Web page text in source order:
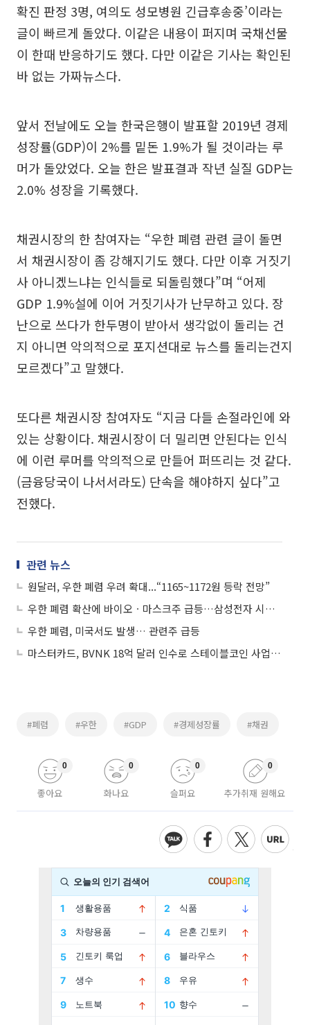
확진 판정 3명, 여의도 성모병원 긴급후송중’이라는
글이 빠르게 돌았다. 이같은 내용이 퍼지며 국채선물
이 한때 반응하기도 했다. 다만 이같은 기사는 확인된
바 없는 가짜뉴스다.
앞서 전날에도 오늘 한국은행이 발표할 2019년 경제
성장률(GDP)이 2%를 밑돈 1.9%가 될 것이라는 루
머가 돌았었다. 오늘 한은 발표결과 작년 실질 GDP는
2.0% 성장을 기록했다.
채권시장의 한 참여자는 “우한 폐렴 관련 글이 돌면
서 채권시장이 좀 강해지기도 했다. 다만 이후 거짓기
사 아니겠느냐는 인식들로 되돌림했다”며 “어제
GDP 1.9%설에 이어 거짓기사가 난무하고 있다. 장
난으로 쓰다가 한두명이 받아서 생각없이 돌리는 건
지 아니면 악의적으로 포지션대로 뉴스를 돌리는건지
모르겠다”고 말했다.
또다른 채권시장 참여자도 “지금 다들 손절라인에 와
있는 상황이다. 채권시장이 더 밀리면 안된다는 인식
에 이런 루머를 악의적으로 만들어 퍼뜨리는 것 같다.
(금융당국이 나서서라도) 단속을 해야하지 싶다”고
전했다.
관련 뉴스
원달러, 우한 폐렴 우려 확대...“1165~1172원 등락 전망”
우한 폐렴 확산에 바이오ㆍ마스크주 급등…삼성전자 시총 30%룰 영향은?
우한 폐렴, 미국서도 발생… 관련주 급등
마스터카드, BVNK 18억 달러 인수로 스테이블코인 사업 본격 확장
#폐렴 #우한 #GDP #경제성장률 #채권
좋아요
0
화나요
0
슬퍼요
0
추가취재 원해요
0